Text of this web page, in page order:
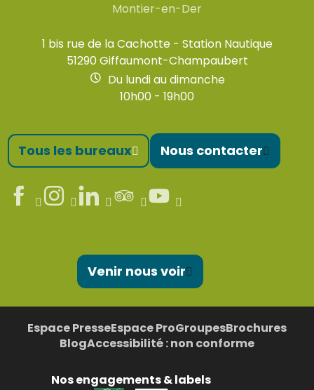
Montier-en-Der
1 bis rue de la Cachotte - Station Nautique
51290 Giffaumont-Champaubert
Du lundi au dimanche
10h00 - 19h00
Tous les bureaux Nous contacter
Venir nous voir
Espace PresseEspace ProGroupesBrochures
BlogAccessibilité : non conforme
Nos engagements & labels